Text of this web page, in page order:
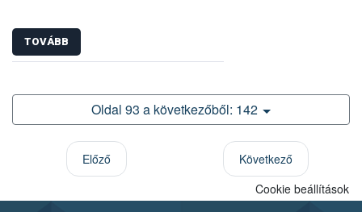
TOVÁBB
Oldal 93 a következőből: 142
Előző Következő
Cookie beállítások